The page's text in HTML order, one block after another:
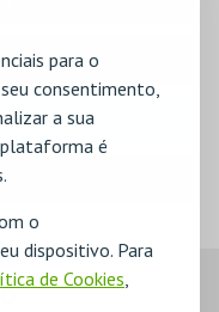
para o
consentimento,
a sua
plataforma é
o
dispositivo. Para
de Cookies,